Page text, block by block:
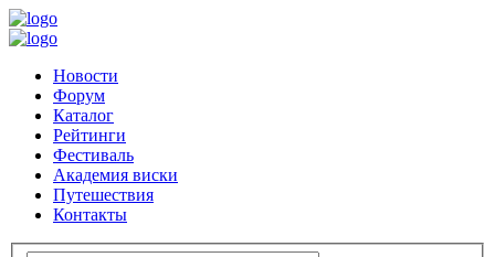
Новости
Форум
Каталог
Рейтинги
Фестиваль
Академия виски
Путешествия
Контакты